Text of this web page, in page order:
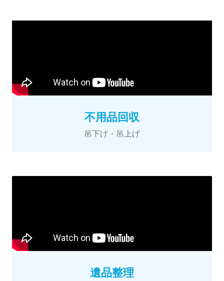
不用品回収
吊下げ・吊上げ
遺品整理